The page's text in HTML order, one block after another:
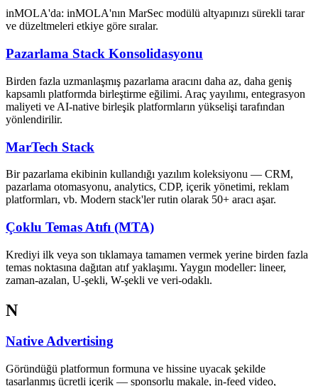
inMOLA'da: inMOLA'nın MarSec modülü altyapınızı sürekli tarar
ve düzeltmeleri etkiye göre sıralar.
Pazarlama Stack Konsolidasyonu
Birden fazla uzmanlaşmış pazarlama aracını daha az, daha geniş
kapsamlı platformda birleştirme eğilimi. Araç yayılımı, entegrasyon
maliyeti ve AI-native birleşik platformların yükselişi tarafından
yönlendirilir.
MarTech Stack
Bir pazarlama ekibinin kullandığı yazılım koleksiyonu — CRM,
pazarlama otomasyonu, analytics, CDP, içerik yönetimi, reklam
platformları, vb. Modern stack'ler rutin olarak 50+ aracı aşar.
Çoklu Temas Atıfı (MTA)
Krediyi ilk veya son tıklamaya tamamen vermek yerine birden fazla
temas noktasına dağıtan atıf yaklaşımı. Yaygın modeller: lineer,
zaman-azalan, U-şekli, W-şekli ve veri-odaklı.
N
Native Advertising
Göründüğü platformun formuna ve hissine uyacak şekilde
tasarlanmış ücretli içerik — sponsorlu makale, in-feed video,